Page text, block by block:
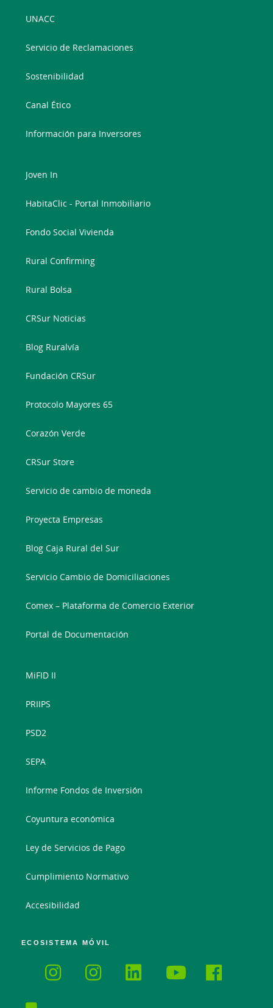
UNACC
Servicio de Reclamaciones
Sostenibilidad
Canal Ético
Información para Inversores
Joven In
HabitaClic - Portal Inmobiliario
Fondo Social Vivienda
Rural Confirming
Rural Bolsa
CRSur Noticias
Blog Ruralvía
Fundación CRSur
Protocolo Mayores 65
Corazón Verde
CRSur Store
Servicio de cambio de moneda
Proyecta Empresas
Blog Caja Rural del Sur
Servicio Cambio de Domiciliaciones
Comex – Plataforma de Comercio Exterior
Portal de Documentación
MiFID II
PRIIPS
PSD2
SEPA
Informe Fondos de Inversión
Coyuntura económica
Ley de Servicios de Pago
Cumplimiento Normativo
Accesibilidad
ECOSISTEMA MÓVIL